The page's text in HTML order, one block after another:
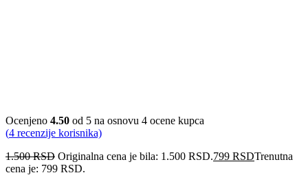
Ocenjeno 4.50 od 5 na osnovu 4 ocene kupca
(4 recenzije korisnika)
1.500RSD Originalna cena je bila: 1.500 RSD.799 RSDTrenutna
cena je: 799 RSD.